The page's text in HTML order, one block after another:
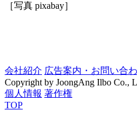
［写真 pixabay］
会社紹介 広告案内・お問い合
Copyright by JoongAng Ilbo Co.,
個人情報 著作権
TOP